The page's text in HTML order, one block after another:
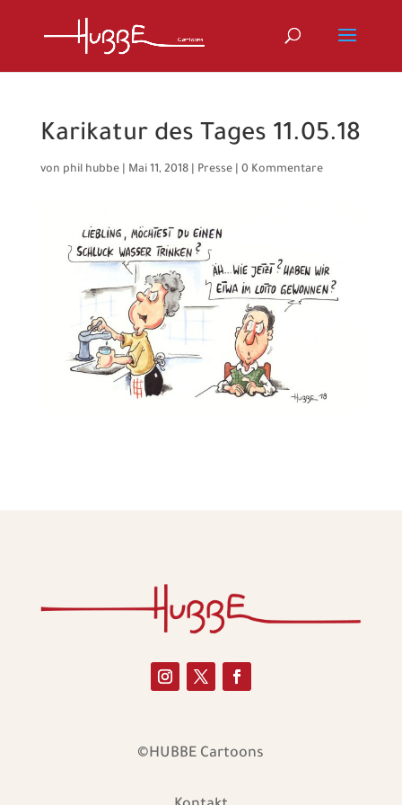
Karikatur des Tages 11.05.18
von phil hubbe| Mai 11, 2018| Presse| 0 Kommentare
©HUBBE Cartoons